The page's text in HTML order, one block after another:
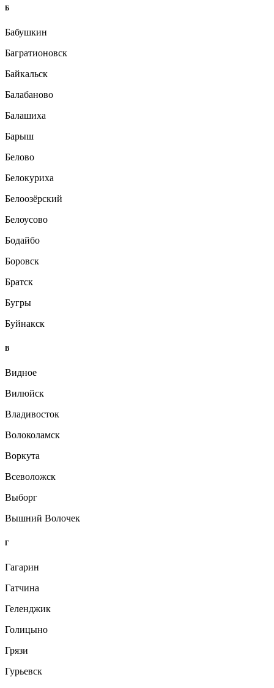
Б
Бабушкин
Багратионовск
Байкальск
Балабаново
Балашиха
Барыш
Белово
Белокуриха
Белоозёрский
Белоусово
Бодайбо
Боровск
Братск
Бугры
Буйнакск
В
Видное
Вилюйск
Владивосток
Волоколамск
Воркута
Всеволожск
Выборг
Вышний Волочек
Г
Гагарин
Гатчина
Геленджик
Голицыно
Грязи
Гурьевск